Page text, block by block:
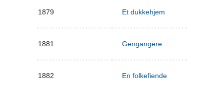
1879 Et dukkehjem
1881 Gengangere
1882 En folkefiende